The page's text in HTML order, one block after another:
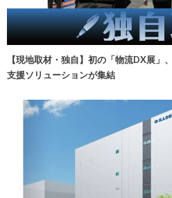
【現地取材・独自】初の「物流DX展」
支援ソリューションが集結